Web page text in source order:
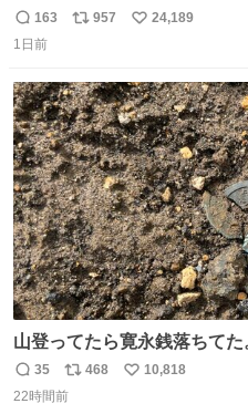
い。 なんなら敬語で丁寧に
返
信
163
リ
ト
数
957
い
数
24,189
1日前
山登ってたら寛永銭落ちて
鋳造されたもの。
返
信
35
リ
ポ
468
い
10,818
22時間前